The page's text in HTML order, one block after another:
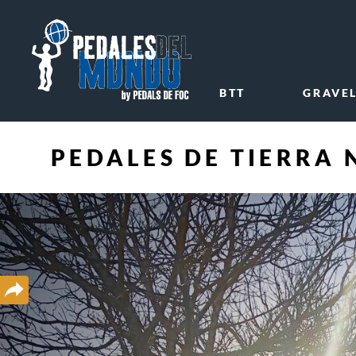
BTT GRAVEL
PEDALES DE TIERRA
Compartir
a
xarxes